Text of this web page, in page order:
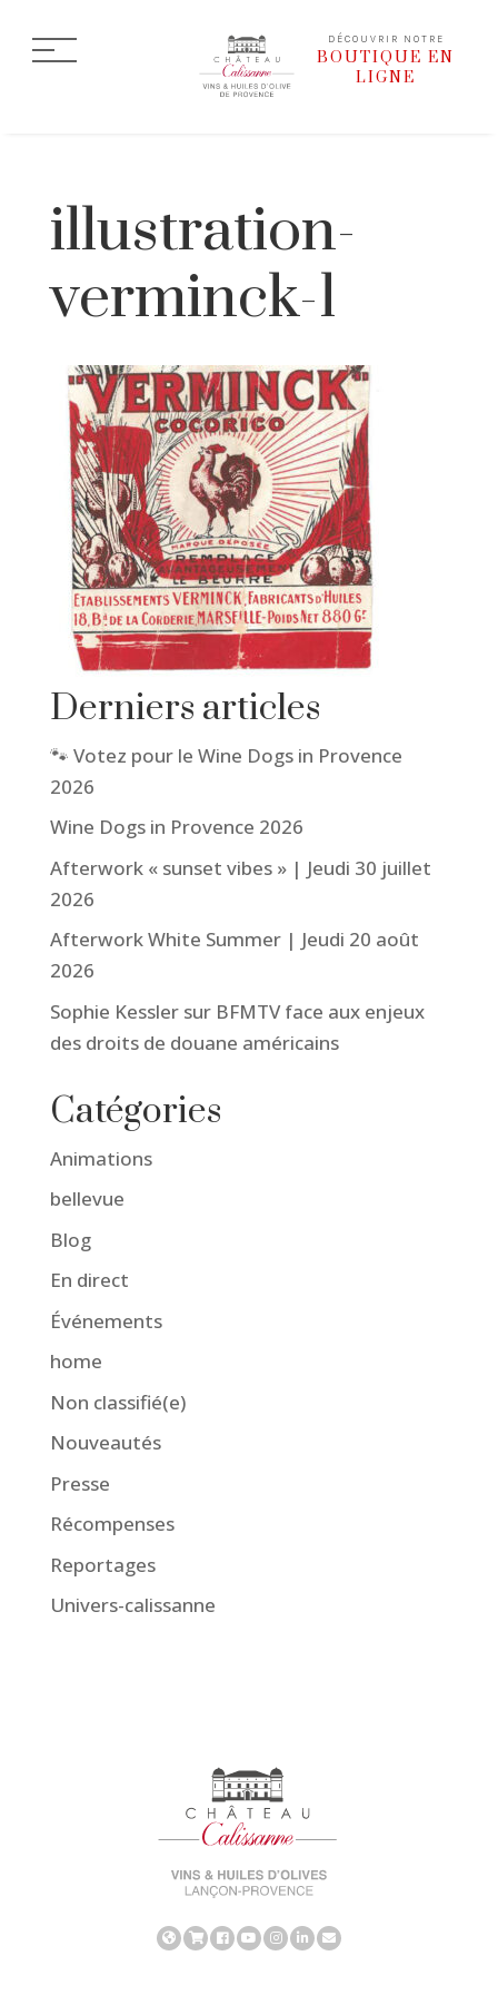
DÉCOUVRIR NOTRE
BOUTIQUE EN
LIGNE
illustration-
verminck-1
Derniers articles
🐾 Votez pour le Wine Dogs in Provence
2026
Wine Dogs in Provence 2026
Afterwork « sunset vibes » | Jeudi 30 juillet
2026
Afterwork White Summer | Jeudi 20 août
2026
Sophie Kessler sur BFMTV face aux enjeux
des droits de douane américains
Catégories
Animations
bellevue
Blog
En direct
Événements
home
Non classifié(e)
Nouveautés
Presse
Récompenses
Reportages
Univers-calissanne